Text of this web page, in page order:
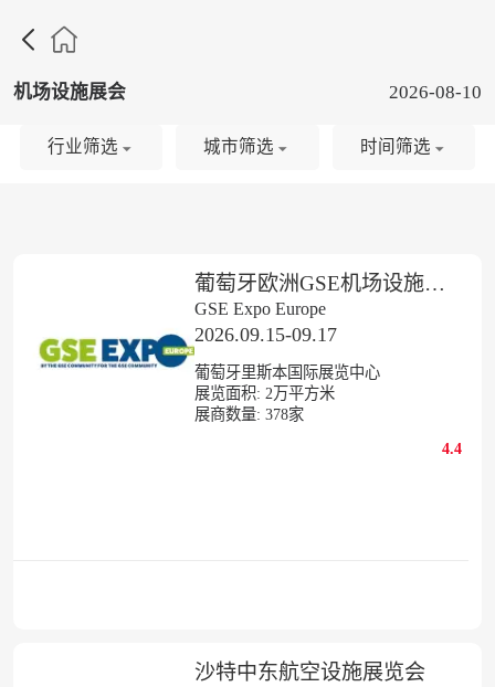

机场设施展会 2026-08-10
葡萄牙欧洲GSE机场设施展览会
GSE Expo Europe
2026.09.15-09.17
葡萄牙里斯本国际展览中心
展览面积: 2 万平方米
展商数量: 378家
4.4
沙特中东航空设施展览会
行业筛选 城市筛选 时间筛选